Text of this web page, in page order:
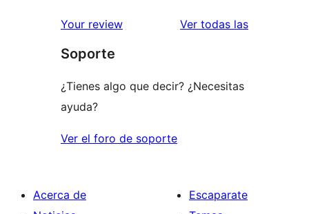
estrellas
de
estrellas
Your review Ver todas las
Soporte
¿Tienes algo que decir? ¿Necesitas
ayuda?
Ver el foro de soporte
Acerca de
Escaparate